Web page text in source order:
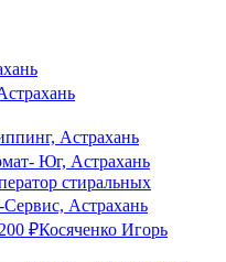
Астрахань
Юг, Астрахань
стиральных
Астрахань
₽Косяченко Игорь